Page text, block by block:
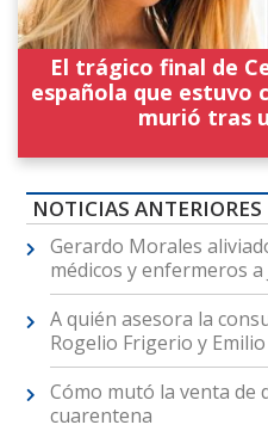
El trágico final de
española que estuvo
murió tras
NOTICIAS
Gerardo Morales
médicos y enfermeros a
A quién asesora la
Rogelio Frigerio y
Cómo mutó la venta de
cuarentena